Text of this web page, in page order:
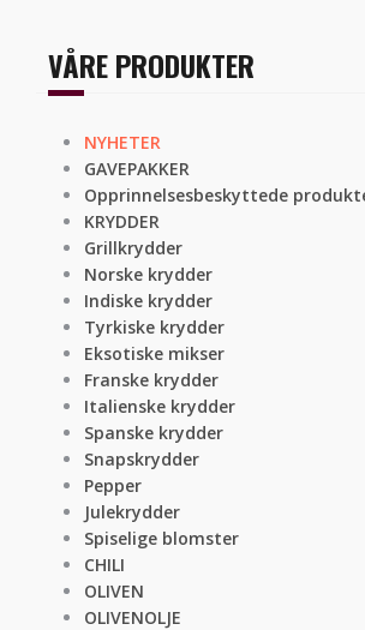
VÅRE PRODUKTER
NYHETER
GAVEPAKKER
Opprinnelsesbeskyttede
KRYDDER
Grillkrydder
Norske krydder
Indiske krydder
Tyrkiske krydder
Eksotiske mikser
Franske krydder
Italienske krydder
Spanske krydder
Snapskrydder
Pepper
Julekrydder
Spiselige blomster
CHILI
OLIVEN
OLIVENOLJE